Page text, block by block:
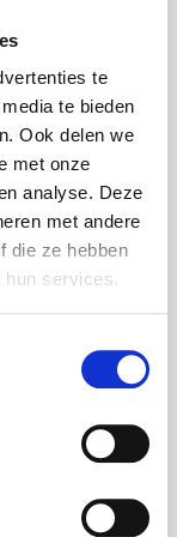
te
te bieden
Ook delen we
met onze
analyse. Deze
met andere
die ze hebben
services.
in
klanten in
waarderen
er alles aan om
tevreden zijn
klanten